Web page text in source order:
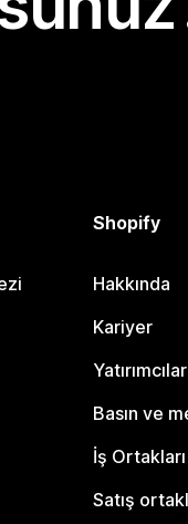
Shopify
Hakkında
Kariyer
Yatırımcılar
Basın ve
İş Ortakları
Satış